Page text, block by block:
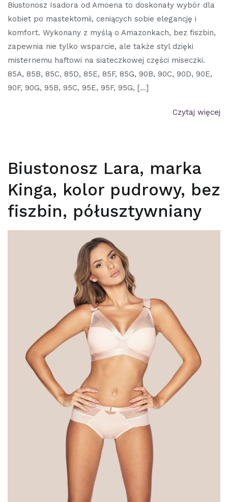
Biustonosz Isadora od Amoena to doskonały wybór dla
kobiet po mastektomii, ceniących sobie elegancję i
komfort. Wykonany z myślą o Amazonkach, bez fiszbin,
zapewnia nie tylko wsparcie, ale także styl dzięki
misternemu haftowi na siateczkowej części miseczki.
85A, 85B, 85C, 85D, 85E, 85F, 85G, 90B, 90C, 90D, 90E,
90F, 90G, 95B, 95C, 95E, 95F, 95G, […]
Czytaj więcej
Biustonosz Lara, marka
Kinga, kolor pudrowy, bez
fiszbin, półusztywniany